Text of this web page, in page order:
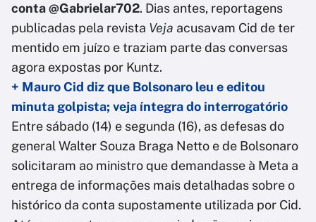
conta @Gabrielar702. Dias antes, reportagens
publicadas pela revista Veja acusavam Cid de ter
mentido em juízo e traziam parte das conversas
agora expostas por Kuntz.
+ Mauro Cid diz que Bolsonaro leu e editou
minuta golpista; veja íntegra do interrogatório
Entre sábado (14) e segunda (16), as defesas do
general Walter Souza Braga Netto e de Bolsonaro
solicitaram ao ministro que demandasse à Meta a
entrega de informações mais detalhadas sobre o
histórico da conta supostamente utilizada por Cid.